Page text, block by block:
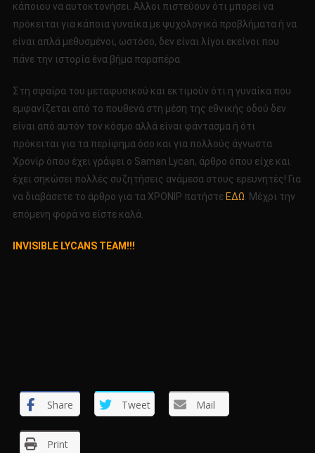
κάποιου να αυτοκτονήσει. Άλλοι πιστεύουν ότι μπορεί να
πρόκειται για κάποια γυναίκα με ψυχολογικά προβλήματα ή να
είναι απλά μεθυσμένοι, ωστόσο, δεν είναι λίγοι εκείνοι που
πάνε την ιστορία ένα βήμα παραπέρα.
Στη σφαίρα του μεταφυσικού και εκτιμούν ότι η γυναίκα που
εμφανίζεται από το πουθενά στη μέση της εθνικής οδού δεν
είναι από αυτόν τον κόσμο αλλά είναι φάντασμα ή ότι
πρόκειται για τα περίφημα όσο και για πολλούς άγνωστα
Χρονίρ όπου έχει γράψει ο Saman Lycan, άρθρο όπου είχε και
έχει σηκώσει πολλές συζητήσεις ανάμεσα στους ερευνητές! Για
να διαβάσετε το άρθρο για τα ΧΡΟΝΙΡ πατήστε ΕΔΩ . Μέχρι την
επόμενη φορά να είστε καλά.
INVISIBLE LYCANS TEAM!!!
Share Tweet Mail
Print